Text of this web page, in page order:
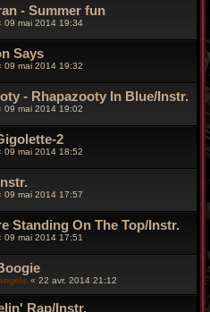
- Summer fun
09 mai 2014 19:34
Says
09 mai 2014 19:32
- Rhapazooty In Blue/Instr.
09 mai 2014 19:02
2
09 mai 2014 18:52
09 mai 2014 17:57
Standing On The Top/Instr.
09 mai 2014 17:51
« 22 avr. 2014 21:12
Rap/Instr.